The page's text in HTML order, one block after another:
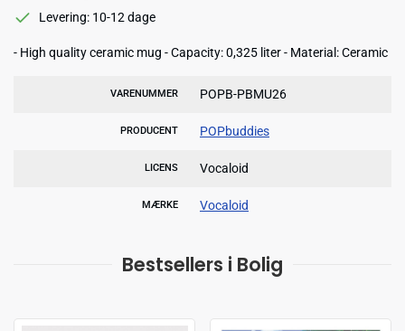
Levering: 10-12 dage
- High quality ceramic mug - Capacity: 0,325 liter - Material: Ceramic
VARENUMMER POPB-PBMU26
PRODUCENT POPbuddies
LICENS Vocaloid
MÆRKE Vocaloid
Bestsellers i Bolig